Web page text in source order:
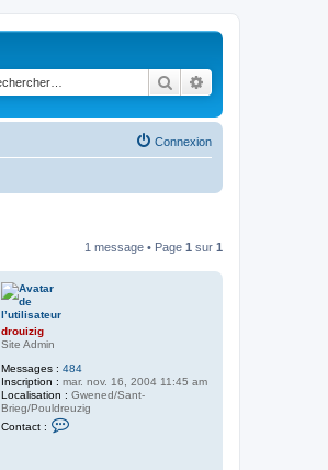
Rechercher
Connexion
1 message • Page 1 sur 1
drouizig
Site Admin
Messages : 484
Inscription : mar. nov. 16, 2004 11:45 am
Localisation : Gwened/Sant-
Brieg/Pouldreuzig
Contact :